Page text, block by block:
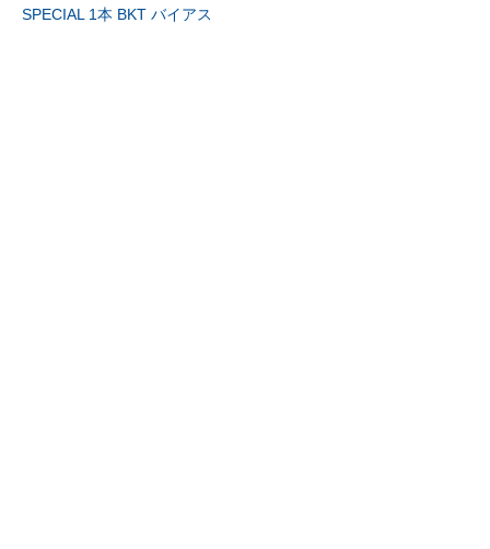
SPECIAL 1本 BKT バイアス